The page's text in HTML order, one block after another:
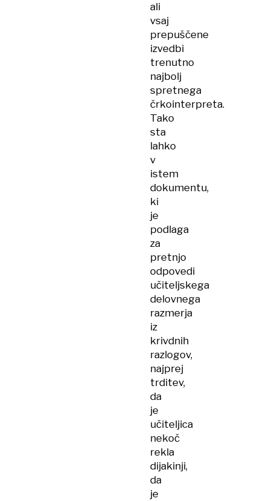
ali
vsaj
prepuščene
izvedbi
trenutno
najbolj
spretnega
črkointerpreta.
Tako
sta
lahko
v
istem
dokumentu,
ki
je
podlaga
za
pretnjo
odpovedi
učiteljskega
delovnega
razmerja
iz
krivdnih
razlogov,
najprej
trditev,
da
je
učiteljica
nekoč
rekla
dijakinji,
da
je